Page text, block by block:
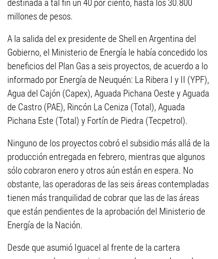
destinada a tal fin un 40 por ciento, hasta los 30.800
millones de pesos.
A la salida del ex presidente de Shell en Argentina del
Gobierno, el Ministerio de Energía le había concedido los
beneficios del Plan Gas a seis proyectos, de acuerdo a lo
informado por Energía de Neuquén: La Ribera I y II (YPF),
Agua del Cajón (Capex), Aguada Pichana Oeste y Aguada
de Castro (PAE), Rincón La Ceniza (Total), Aguada
Pichana Este (Total) y Fortín de Piedra (Tecpetrol).
Ninguno de los proyectos cobró el subsidio más allá de la
producción entregada en febrero, mientras que algunos
sólo cobraron enero y otros aún están en espera. No
obstante, las operadoras de las seis áreas contempladas
tienen más tranquilidad de cobrar que las de las áreas
que están pendientes de la aprobación del Ministerio de
Energía de la Nación.
Desde que asumió Iguacel al frente de la cartera